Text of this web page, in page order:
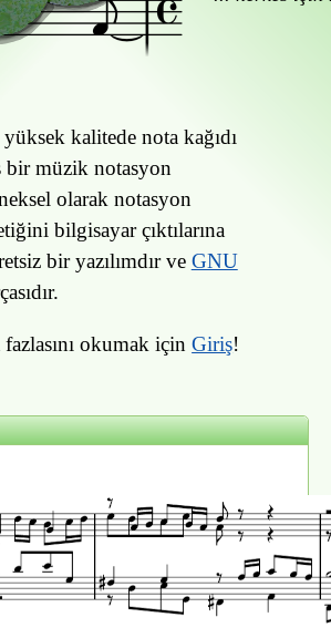
kalitede nota kağıdı
bir müzik notasyon
olarak notasyon
bilgisayar çıktılarına
bir yazılımdır ve GNU
fazlasını okumak içinGiriş!